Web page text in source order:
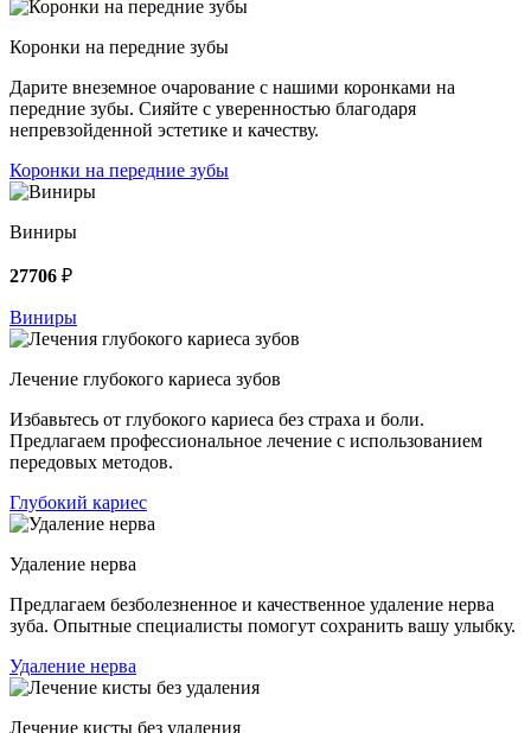
Коронки на передние зубы
Дарите внеземное очарование с нашими коронками на
передние зубы. Сияйте с уверенностью благодаря
непревзойденной эстетике и качеству.
Коронки на передние зубы
Виниры
27706 ₽
Виниры
Лечение глубокого кариеса зубов
Избавьтесь от глубокого кариеса без страха и боли.
Предлагаем профессиональное лечение с использованием
передовых методов.
Глубокий кариес
Удаление нерва
Предлагаем безболезненное и качественное удаление нерва
зуба. Опытные специалисты помогут сохранить вашу улыбку.
Удаление нерва
Лечение кисты без удаления